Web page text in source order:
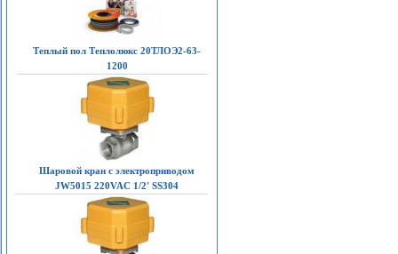
Теплый пол Теплолюкс 20ТЛОЭ2-63-
1200
Шаровой кран с электроприводом
JW5015 220VAC 1/2' SS304